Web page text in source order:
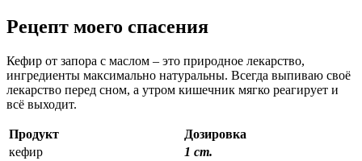
Рецепт моего спасения
Кефир от запора с маслом – это природное лекарство,
ингредиенты максимально натуральны. Всегда выпиваю своё
лекарство перед сном, а утром кишечник мягко реагирует и
всё выходит.
Продукт
Дозировка
кефир
1 ст.